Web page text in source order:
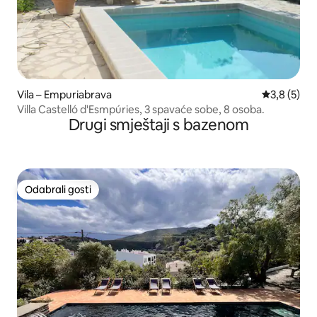
Vila – Empuriabrava Prosječna
3,8 (5)
Villa Castelló d'Esmpúries, 3 spavaće sobe, 8 osoba.
Drugi smještaji s bazenom
Odabrali gosti
Odabrali gosti